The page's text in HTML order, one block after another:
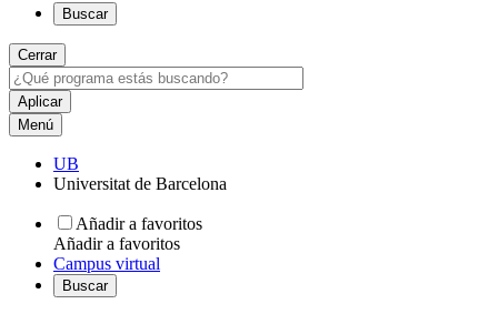
Buscar
Cerrar
Menú
UB
Universitat de Barcelona
Añadir a favoritos
Añadir a favoritos
Campus virtual
Buscar